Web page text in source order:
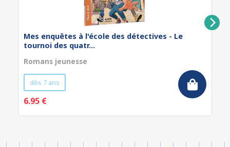
Mes enquêtes à l'école des détectives - Le
tournoi des quatr...
Romans jeunesse
dès 7 ans
6.95 €